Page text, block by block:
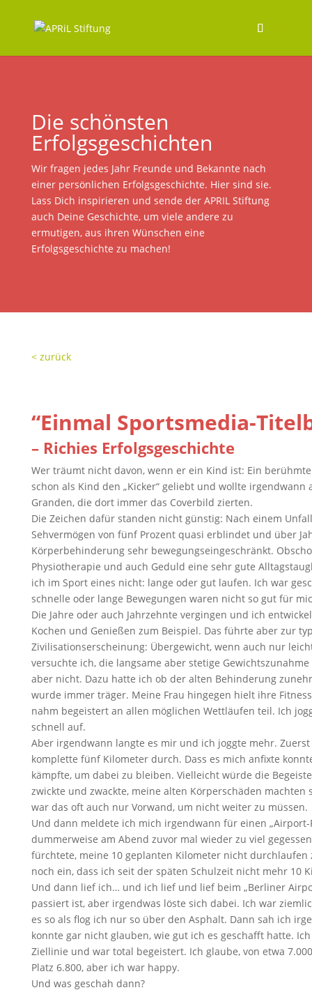
Die schönsten
Erfolgsgeschichten
Wir fragen jedes Jahr Freunde und Bekannte nach
einer persönlichen Erfolgsgeschichte. Hier sind sie.
Lass Dich inspirieren und sende der APRIL Stiftung
auch Deine Geschichte, um viele andere zu
ermutigen, aus ihren Wünschen eine
Erfolgsgeschichte zu machen!
< zurück
“Einmal Sportsmedia-
– Richies Erfolgsgeschichte
Wer träumt nicht davon, wenn er ein Kind ist: Ein
schon als Kind den „Kicker“ geliebt und wollte irgendwann
Granden, die dort immer das Coverbild zierten.
Die Zeichen dafür standen nicht günstig: Nach einem
Sehvermögen von fünf Prozent quasi erblindet und über
Körperbehinderung sehr bewegungseingeschränkt.
Physiotherapie und auch Geduld eine sehr gute
ich im Sport eines nicht: lange oder gut laufen. Ich war
schnelle oder lange Bewegungen waren nicht so gut für
Die Jahre oder auch Jahrzehnte vergingen und ich
Kochen und Genießen zum Beispiel. Das führte aber zur
Zivilisationserscheinung: Übergewicht, wenn auch nur
versuchte ich, die langsame aber stetige
aber nicht. Dazu hatte ich ob der alten Behinderung
wurde immer träger. Meine Frau hingegen hielt ihre
nahm begeistert an allen möglichen Wettläufen teil. Ich
schnell auf.
Aber irgendwann langte es mir und ich joggte mehr.
komplette fünf Kilometer durch. Dass es mich anfixte
kämpfte, um dabei zu bleiben. Vielleicht würde die
zwickte und zwackte, meine alten Körperschäden machten
war das oft auch nur Vorwand, um nicht weiter zu müssen.
Und dann meldete ich mich irgendwann für einen „Airport-
dummerweise am Abend zuvor mal wieder zu viel
fürchtete, meine 10 geplanten Kilometer nicht durchlaufen
noch ein, dass ich seit der späten Schulzeit nicht mehr 10
Und dann lief ich… und ich lief und lief beim „Berliner
passiert ist, aber irgendwas löste sich dabei. Ich war
es so als flog ich nur so über den Asphalt. Dann sah ich
konnte gar nicht glauben, wie gut ich es geschafft hatte.
Ziellinie und war total begeistert. Ich glaube, von etwa
Platz 6.800, aber ich war happy.
Und was geschah dann?